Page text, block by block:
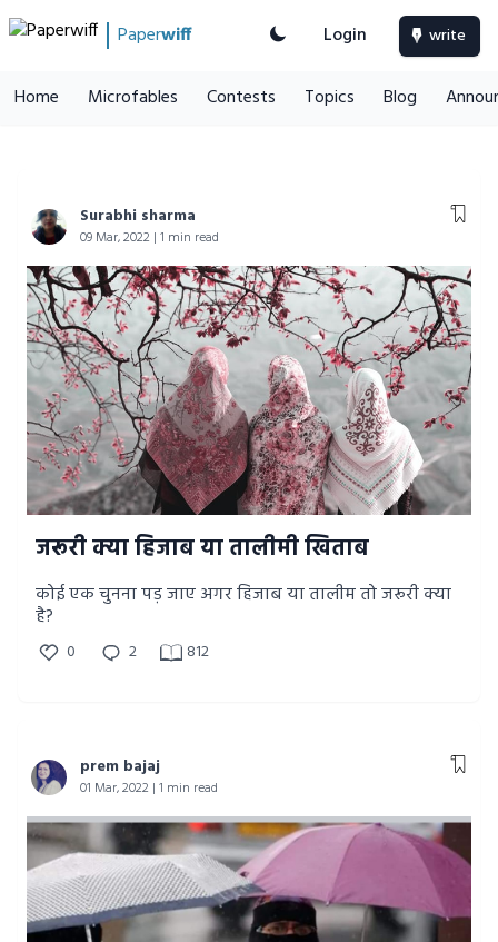
Paperwiff Login write
Home Microfables Contests Topics Blog
Surabhi sharma
09 Mar, 2022 | 1 min read
जरूरी क्या हिजाब या तालीमी खिताब
कोई एक चुनना पड़ जाए अगर हिजाब या तालीम तो जरूरी क्या
है?
0 2 812
prem bajaj
01 Mar, 2022 | 1 min read